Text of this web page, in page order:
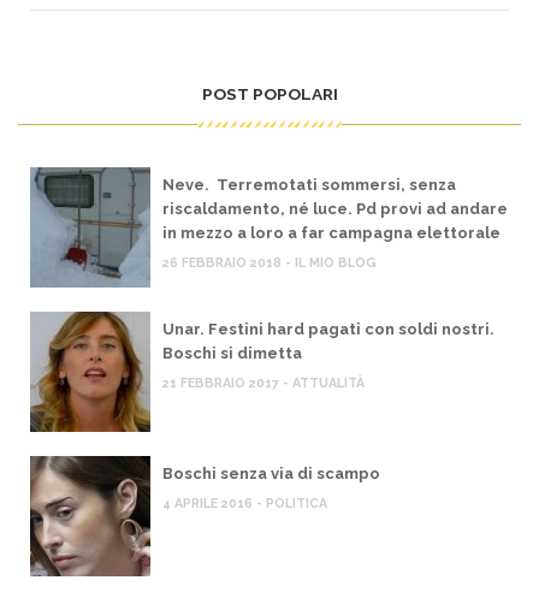
POST POPOLARI
Neve. Terremotati sommersi, senza
riscaldamento, né luce. Pd provi ad andare
in mezzo a loro a far campagna elettorale
26 FEBBRAIO 2018 - IL MIO BLOG
Unar. Festini hard pagati con soldi nostri.
Boschi si dimetta
21 FEBBRAIO 2017 - ATTUALITÀ
Boschi senza via di scampo
4 APRILE 2016 - POLITICA